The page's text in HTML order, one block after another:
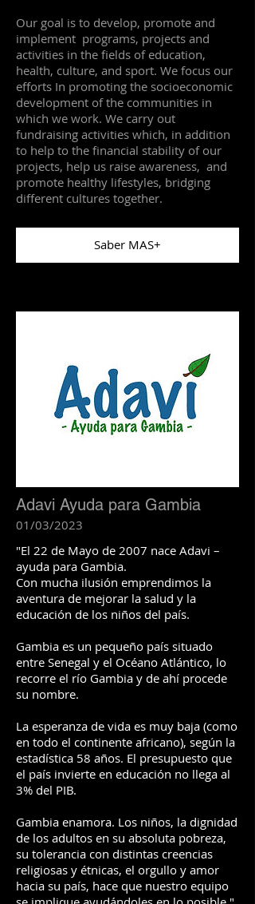
Our goal is to develop, promote and
implement programs, projects and
activities in the fields of education,
health, culture, and sport. We focus our
efforts In promoting the socioeconomic
development of the communities in
which we work. We carry out
fundraising activities which, in addition
to help to the financial stability of our
projects, help us raise awareness, and
promote healthy lifestyles, bridging
different cultures together.
Saber MAS+
Adavi Ayuda para Gambia
01/03/2023
"El 22 de Mayo de 2007 nace Adavi –
ayuda para Gambia.
Con mucha ilusión emprendimos la
aventura de mejorar la salud y la
educación de los niños del país.
Gambia es un pequeño país situado
entre Senegal y el Océano Atlántico, lo
recorre el río Gambia y de ahí procede
su nombre.
La esperanza de vida es muy baja (como
en todo el continente africano), según la
estadística 58 años. El presupuesto que
el país invierte en educación no llega al
3% del PIB.
Gambia enamora. Los niños, la dignidad
de los adultos en su absoluta pobreza,
su tolerancia con distintas creencias
religiosas y étnicas, el orgullo y amor
hacia su país, hace que nuestro equipo